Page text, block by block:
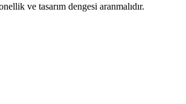
ve tasarım dengesi aranmalıdır.